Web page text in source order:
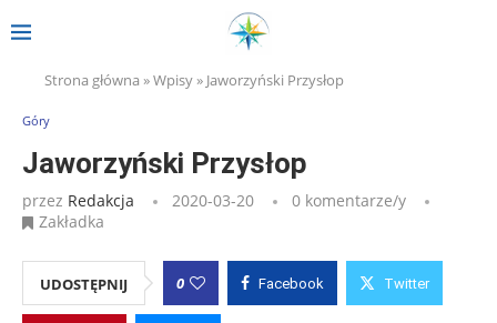
Strona główna »Wpisy» Jaworzyński Przysłop
Góry
Jaworzyński Przysłop
przez Redakcja 2020-03-20
0 komentarze/y
Zakładka
UDOSTĘPNIJ 0 Facebook Twitter